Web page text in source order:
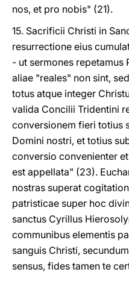
nos, et pro nobis" (21).
15. Sacrificii Christi in
resurrectione eius
- ut sermones
aliae "reales" non sint,
totus atque integer
valida Concilii Tridentini
conversionem fieri totius
Domini nostri, et totius
conversio convenienter
est appellata" (23).
nostras superat
patristicae super hoc
sanctus Cyrillus
communibus elementis
sanguis Christi,
sensus, fides tamen te